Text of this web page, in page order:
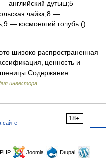
английский дутыш;5 —
чайка;8 —
— космоногий голубь ().… …
широко распространенная
ценность и
Содержание
инвестора
18+
сайте
Joomla,
Drupal,